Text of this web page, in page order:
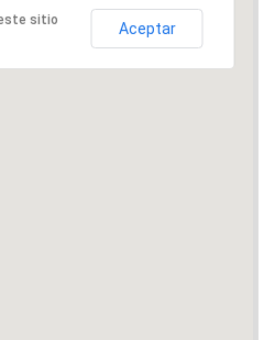
sitio
Aceptar